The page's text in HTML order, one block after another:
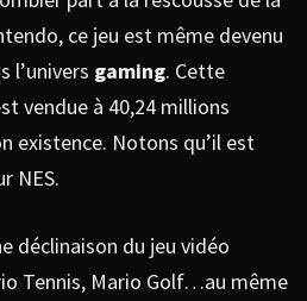
ce jeu est même devenu
l’univers gaming. Cette
vendue à 40,24 millions
existence. Notons qu’il est
NES.
déclinaison du jeu vidéo
Tennis, Mario Golf…au même